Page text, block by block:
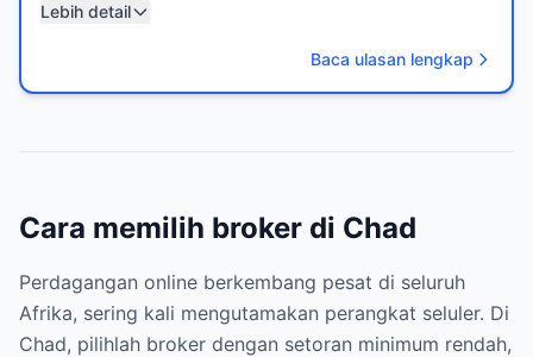
Lebih detail
Baca ulasan lengkap
Cara memilih broker di Chad
Perdagangan online berkembang pesat di seluruh
Afrika, sering kali mengutamakan perangkat seluler. Di
Chad, pilihlah broker dengan setoran minimum rendah,